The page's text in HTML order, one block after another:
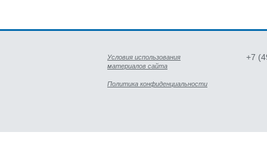
Условия использования
материалов сайта
Политика конфиденциальности
+7